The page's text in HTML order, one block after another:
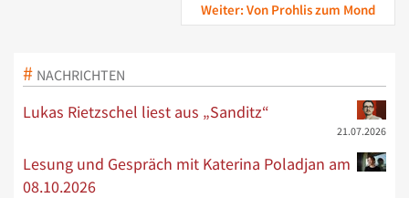
Weiter: Von Prohlis zum Mond
NACHRICHTEN
Lukas Rietzschel liest aus „Sanditz“
21.07.2026
Lesung und Gespräch mit Katerina Poladjan am
08.10.2026